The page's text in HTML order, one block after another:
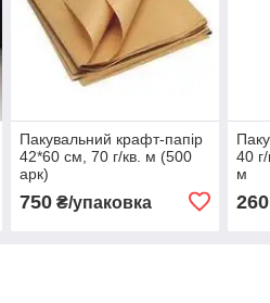
Пакувальний крафт-папір
42*60 см, 70 г/кв. м (500
арк)
750₴/упаковка
40
м
260